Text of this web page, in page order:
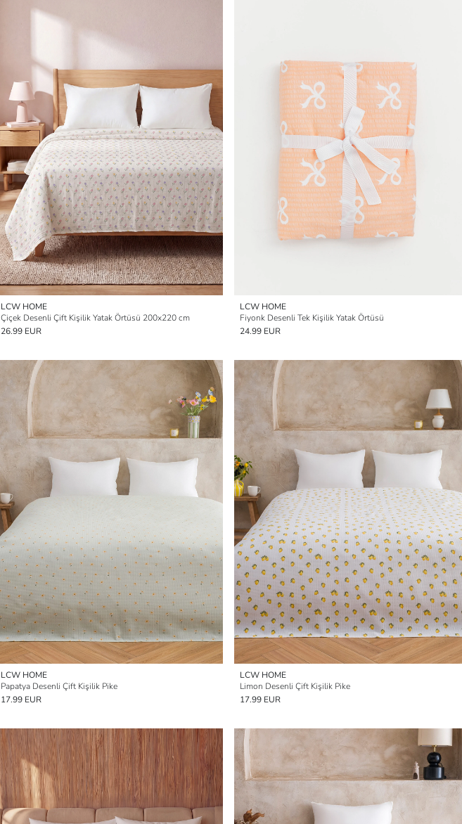
LCW HOME
Çiçek Desenli Çift Kişilik Yatak Örtüsü 200x220 cm
26.99 EUR
LCW HOME
Fiyonk Desenli Tek Kişilik Yatak Örtüsü
24.99 EUR
LCW HOME
Papatya Desenli Çift Kişilik Pike
17.99 EUR
LCW HOME
Limon Desenli Çift Kişilik Pike
17.99 EUR